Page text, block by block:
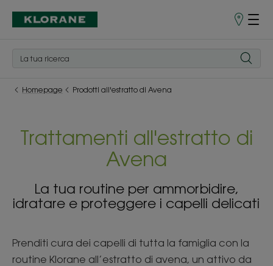
Punti
Homepage Prodotti all'estratto di Avena
Trattamenti all'estratto di
Avena
La tua routine per ammorbidire,
idratare e proteggere i capelli delicati
Prenditi cura dei capelli di tutta la famiglia con la
routine Klorane all’estratto di avena, un attivo da